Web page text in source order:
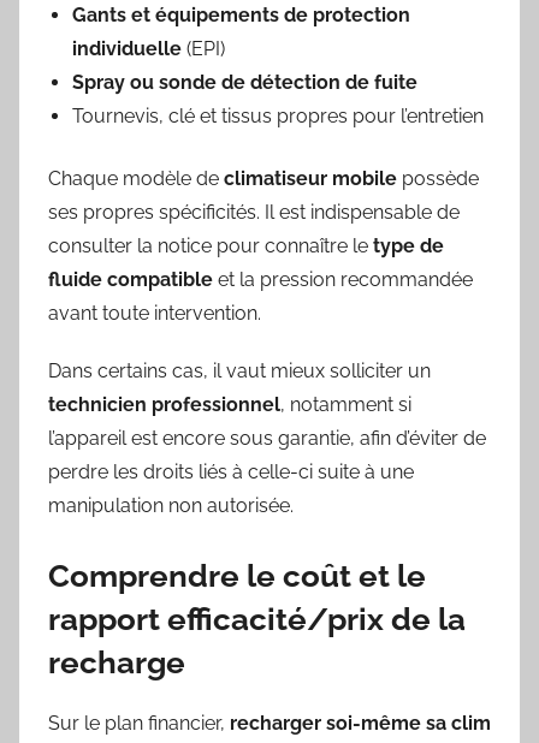
Gants et équipements de protection
individuelle (EPI)
Spray ou sonde de détection de fuite
Tournevis, clé et tissus propres pour l’entretien
Chaque modèle de climatiseur mobile possède
ses propres spécificités. Il est indispensable de
consulter la notice pour connaître le type de
fluide compatible et la pression recommandée
avant toute intervention.
Dans certains cas, il vaut mieux solliciter un
technicien professionnel, notamment si
l’appareil est encore sous garantie, afin d’éviter de
perdre les droits liés à celle-ci suite à une
manipulation non autorisée.
Comprendre le coût et le
rapport efficacité/prix de la
recharge
Sur le plan financier, recharger soi-même sa clim